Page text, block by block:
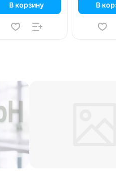
В корзину В